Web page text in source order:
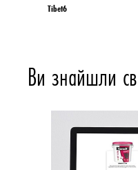
Tibet6
Ви знайшли